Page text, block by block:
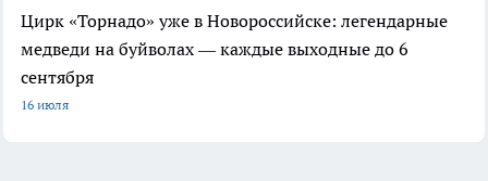
Цирк «Торнадо» уже в Новороссийске: легендарные
медведи на буйволах — каждые выходные до 6
сентября
16 июля